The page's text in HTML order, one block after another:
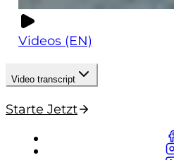
Videos (EN)
Video transcript
Starte Jetzt